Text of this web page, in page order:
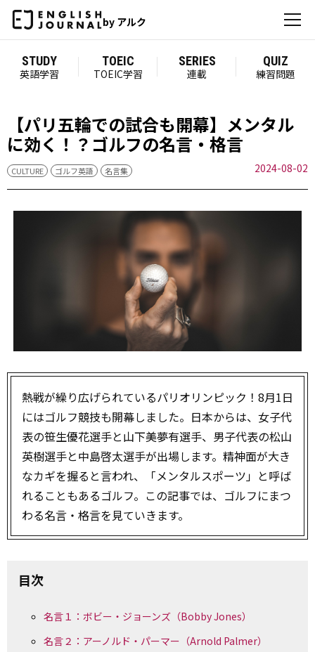
by アルク
STUDY
英語学習
TOEIC
TOEIC学習
SERIES
連載
QUIZ
練習問題
【パリ五輪での試合も開幕】メンタル
に効く！？ゴルフの名言・格言
CULTURE ゴルフ英語 名言集 2024-08-02
熱戦が繰り広げられているパリオリンピック！8月1日
にはゴルフ競技も開幕しました。日本からは、女子代
表の笹生優花選手と山下美夢有選手、男子代表の松山
英樹選手と中島啓太選手が出場します。精神面が大き
なカギを握ると言われ、「メンタルスポーツ」と呼ば
れることもあるゴルフ。この記事では、ゴルフにまつ
わる名言・格言を見ていきます。
目次
名言１：ボビー・ジョーンズ（Bobby Jones）
名言２：アーノルド・パーマー（Arnold Palmer）